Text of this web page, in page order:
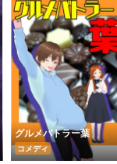
グルメバトラー葉
コメディ